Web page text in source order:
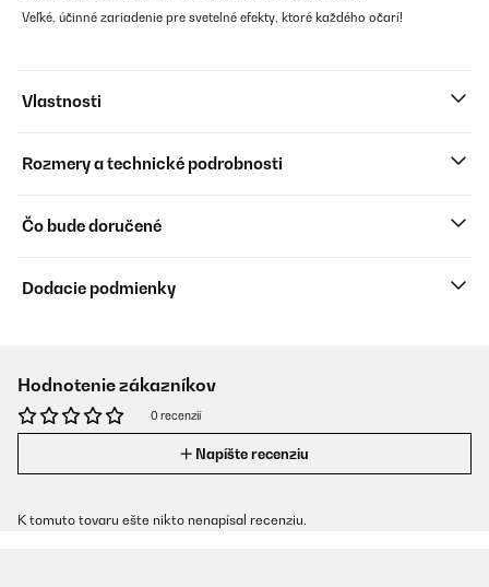
Veľké, účinné zariadenie pre svetelné efekty, ktoré každého očarí!
Vlastnosti
Rozmery a technické podrobnosti
Čo bude doručené
Dodacie podmienky
Hodnotenie zákazníkov
0 recenzií
Napíšte recenziu
K tomuto tovaru ešte nikto nenapísal recenziu.